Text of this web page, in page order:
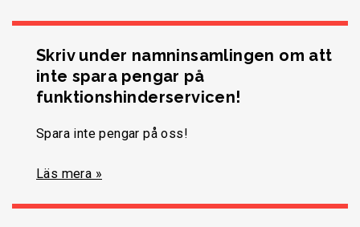
Skriv under namninsamlingen om att
inte spara pengar på
funktionshinderservicen!
Spara inte pengar på oss!
Läs mera »